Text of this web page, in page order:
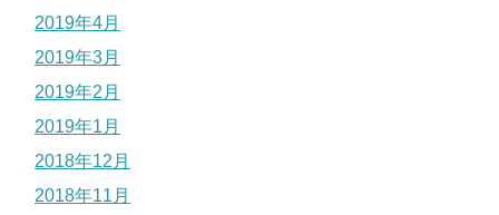
2019年4月
2019年3月
2019年2月
2019年1月
2018年12月
2018年11月